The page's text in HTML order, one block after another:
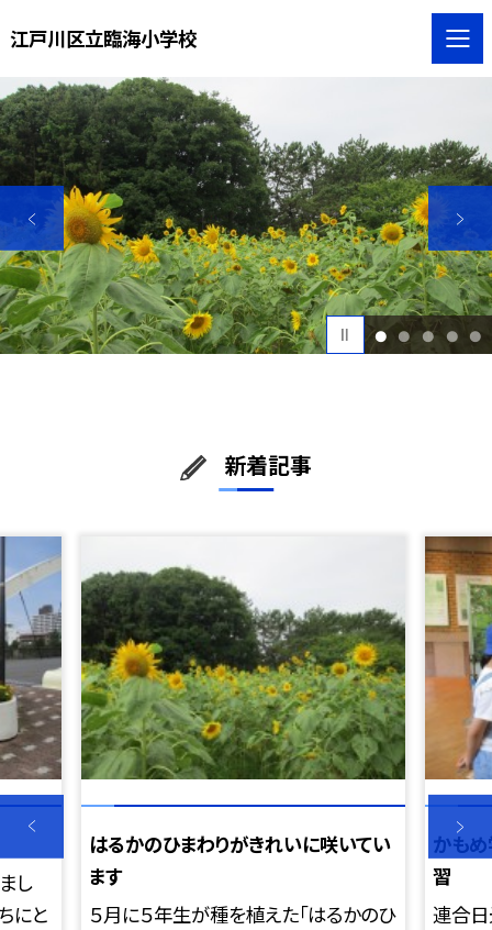
江戸川区立臨海小学校
1 2 3 4 5
新着記事
し
にと
はるかのひまわりがきれいに咲いてい
ます
５月に５年生が種を植えた「はるかのひ
かも
習
連合日